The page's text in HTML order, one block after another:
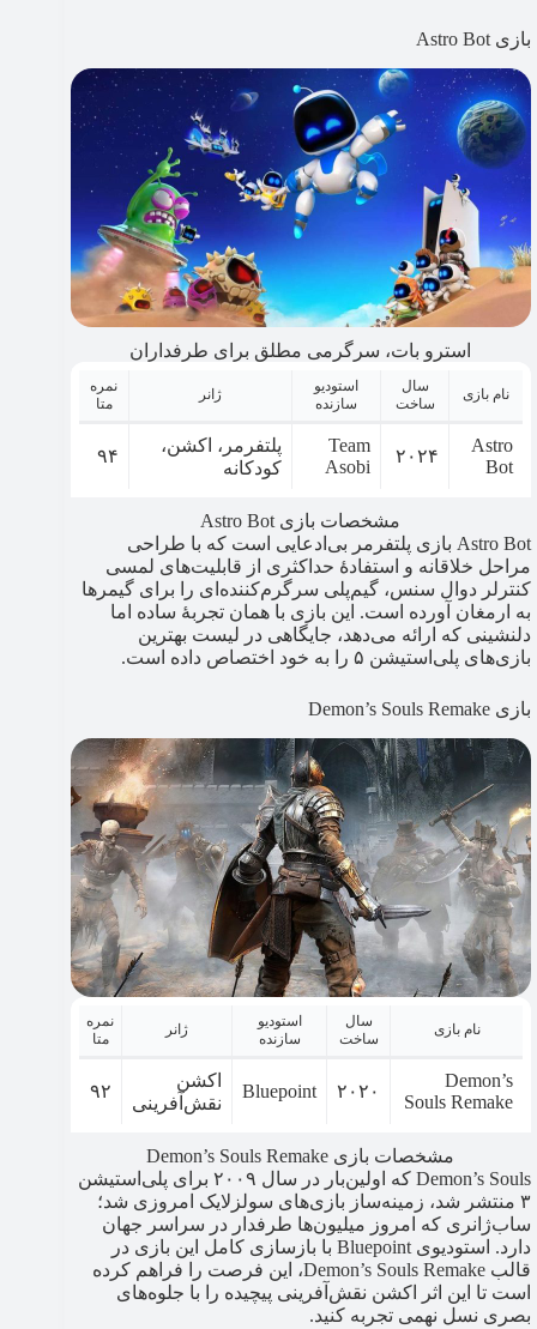
بازی Astro Bot
استرو بات، سرگرمی مطلق برای طرفداران
نام بازی
سال
ساخت
استودیو
سازنده
ژانر
نمره
متا
Astro
Bot
۲۰۲۴
Team
Asobi
پلتفرمر، اکشن،
کودکانه
۹۴
مشخصات بازی Astro Bot
Astro Bot بازی پلتفرمر بی‌ادعایی است که با طراحی
مراحل خلاقانه و استفادۀ حداکثری از قابلیت‌های لمسی
کنترلر دوال سنس، گیم‌پلی سرگرم‌کننده‌ای را برای گیمرها
به ارمغان آورده است. این بازی با همان تجربۀ ساده اما
دلنشینی که ارائه می‌دهد، جایگاهی در لیست بهترین
بازی‌های پلی‌استیشن ۵ را به خود اختصاص داده است.
بازی Demon’s Souls Remake
نام بازی
سال
ساخت
استودیو
سازنده
ژانر
نمره
متا
Demon’s
Souls Remake
۲۰۲۰ Bluepoint
اکشن
نقش‌آفرینی
۹۲
مشخصات بازی Demon’s Souls Remake
Demon’s Souls که اولین‌بار در سال ۲۰۰۹ برای پلی‌استیشن
۳ منتشر شد، زمینه‌ساز بازی‌های سولزلایک امروزی شد؛
ساب‌ژانری که امروز میلیون‌ها طرفدار در سراسر جهان
دارد. استودیوی Bluepoint با بازسازی کامل این بازی در
قالب Demon’s Souls Remake، این فرصت را فراهم کرده
است تا این اثر اکشن نقش‌آفرینی پیچیده را با جلوه‌های
بصری نسل نهمی تجربه کنید.